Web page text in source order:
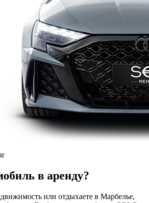
в аренду?
или отдыхаете в Марбелье,